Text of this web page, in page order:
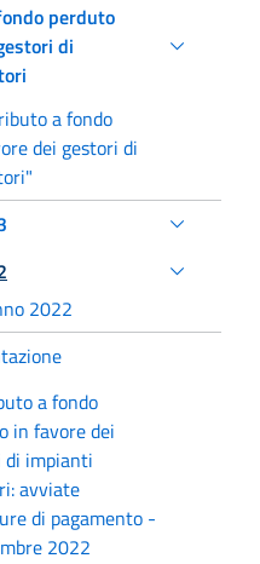
perduto
di
a fondo
dei gestori di
2022
a fondo
in favore dei
di impianti
avviate
di pagamento -
2022